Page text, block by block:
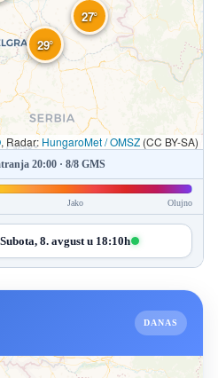
27°
29°
, Radar: HungaroMet / OMSZ (CC BY-SA)
20:00 · 8/8 GMS
Jako Olujno
Subota, 8. avgust u 18:10h
DANAS